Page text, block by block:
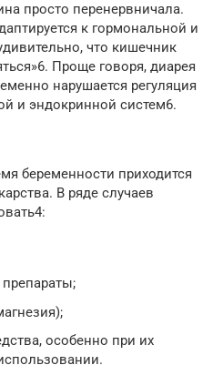
просто перенервничала.
к гормональной и
что кишечник
Проще говоря, диарея
нарушается регуляция
и эндокринной систем6.
беременности приходится
В ряде случаев
особенно при их